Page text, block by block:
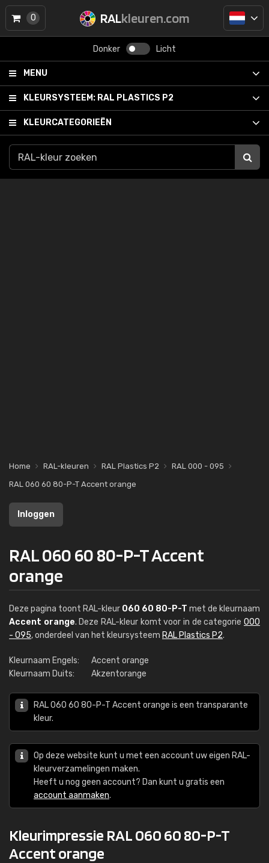
RALkleuren.com
Donker Licht
MENU
KLEURSYSTEEM: RAL PLASTICS P2
KLEURCATEGORIEËN
0
Home RAL-kleuren RAL Plastics P2
RAL 000 - 095
RAL 060 60 80-P-T Accent orange
Inloggen
RAL 060 60 80-P-T Accent
orange
Deze pagina toont RAL-kleur 060 60 80-P-T met de kleurnaam
Accent orange. Deze RAL-kleur komt voor in de categorie000
- 095, onderdeel van het kleursysteem RAL Plastics P2.
Kleurnaam Engels:
Accent orange
Kleurnaam Duits:
Akzentorange
RAL 060 60 80-P-T Accent orange is een transparante
kleur.
Op deze website kunt u met een account uw eigen RAL-
kleurverzamelingen maken.
Heeft u nog geen account? Dan kunt u gratis een
account aanmaken.
Kleurimpressie RAL 060 60 80-P-T
Accent orange